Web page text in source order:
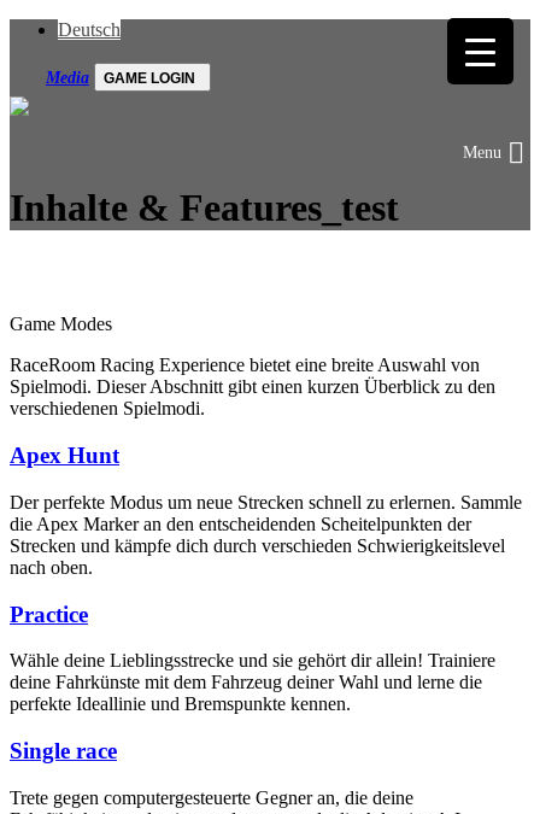
Deutsch
Media GAME LOGIN
Inhalte & Features_test
Game Modes
RaceRoom Racing Experience bietet eine breite Auswahl von
Spielmodi. Dieser Abschnitt gibt einen kurzen Überblick zu den
verschiedenen Spielmodi.
Apex Hunt
Der perfekte Modus um neue Strecken schnell zu erlernen. Sammle
die Apex Marker an den entscheidenden Scheitelpunkten der
Strecken und kämpfe dich durch verschieden Schwierigkeitslevel
nach oben.
Practice
Wähle deine Lieblingsstrecke und sie gehört dir allein! Trainiere
deine Fahrkünste mit dem Fahrzeug deiner Wahl und lerne die
perfekte Ideallinie und Bremspunkte kennen.
Single race
Trete gegen computergesteuerte Gegner an, die deine